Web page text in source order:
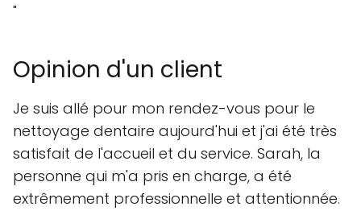
"
Opinion d'un client
Je suis allé pour mon rendez-vous pour le
nettoyage dentaire aujourd'hui et j'ai été très
satisfait de l'accueil et du service. Sarah, la
personne qui m'a pris en charge, a été
extrêmement professionnelle et attentionnée.